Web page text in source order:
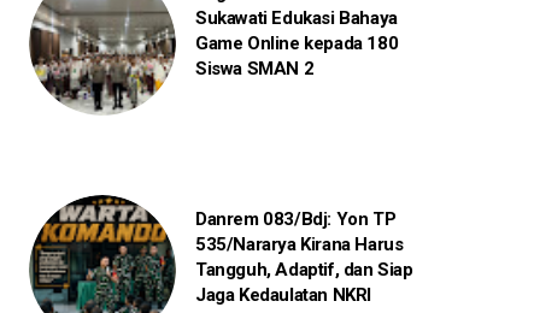
Sukawati Edukasi Bahaya
Game Online kepada 180
Siswa SMAN 2
Danrem 083/Bdj: Yon TP
535/Nararya Kirana Harus
Tangguh, Adaptif, dan Siap
Jaga Kedaulatan NKRI